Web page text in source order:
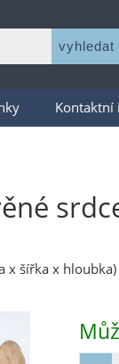
Kontaktní
x šířka x hloubka)